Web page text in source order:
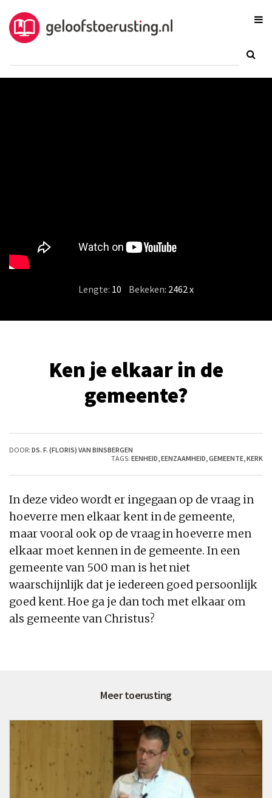
Lengte: 10 Bekeken: 2462 x
Ken je elkaar in de
gemeente?
DOOR: DS. F. (FLORIS) VAN BINSBERGEN
TAGS: EENHEID EENZAAMHEID GEMEENTE KERK
In deze video wordt er ingegaan op de vraag in
hoeverre men elkaar kent in de gemeente,
maar vooral ook op de vraag in hoeverre men
elkaar moet kennen in de gemeente. In een
gemeente van 500 man is het niet
waarschijnlijk dat je iedereen goed persoonlijk
goed kent. Hoe ga je dan toch met elkaar om
als gemeente van Christus?
Meer toerusting